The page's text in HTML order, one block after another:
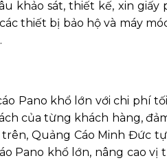
khảo sát, thiết kế, xin giấy
thiết bị bảo hộ và máy
Pano khổ lớn với chi phí
của từng khách hàng,
Quảng Cáo Minh Đức
Pano khổ lớn, nâng cao vị